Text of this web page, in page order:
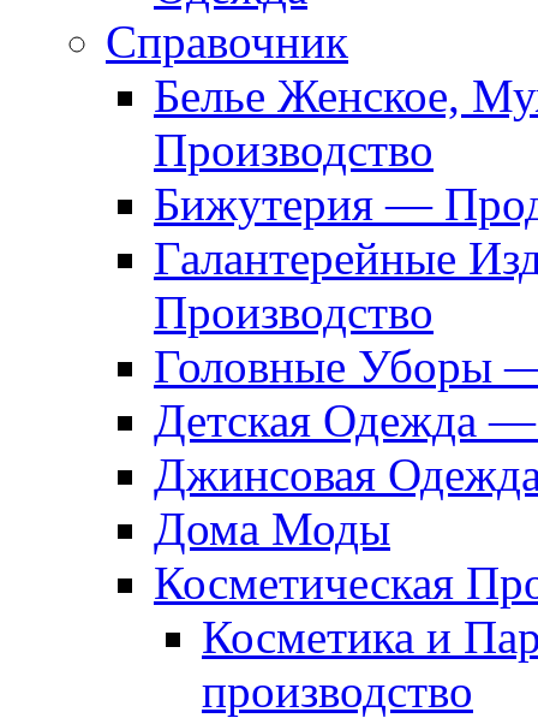
Справочник
Белье Женское,
Производство
Бижутерия —
Галантерейные
Производство
Головные Уборы
Детская Одежда
Джинсовая
Дома Моды
Косметическая
Косметика и
производство